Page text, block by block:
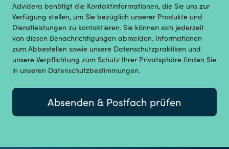
Advidera benötigt die Kontaktinformationen, die Sie uns zur
Verfügung stellen, um Sie bezüglich unserer Produkte und
Dienstleistungen zu kontaktieren. Sie können sich jederzeit
von diesen Benachrichtigungen abmelden. Informationen
zum Abbestellen sowie unsere Datenschutzpraktiken und
unsere Verpflichtung zum Schutz Ihrer Privatsphäre finden Sie
in unseren Datenschutzbestimmungen.